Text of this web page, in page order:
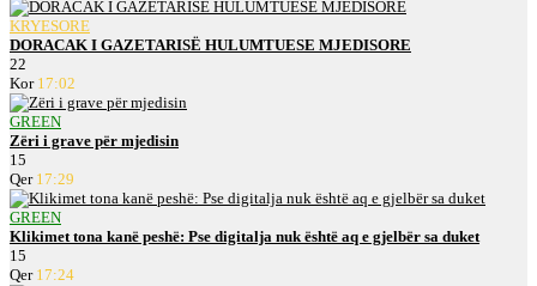
KRYESORE
DORACAK I GAZETARISË HULUMTUESE MJEDISORE
22
Kor 17:02
GREEN
Zëri i grave për mjedisin
15
Qer 17:29
GREEN
Klikimet tona kanë peshë: Pse digitalja nuk është aq e gjelbër sa duket
15
Qer 17:24